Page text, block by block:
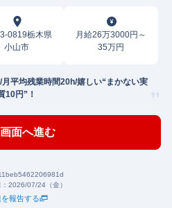
0819栃木県
小山市
月給26万3000円～
35万円
平均残業時間20h/嬉しい“まかない実
10円”！
面へ進む
2026/07/24（金）
報告する